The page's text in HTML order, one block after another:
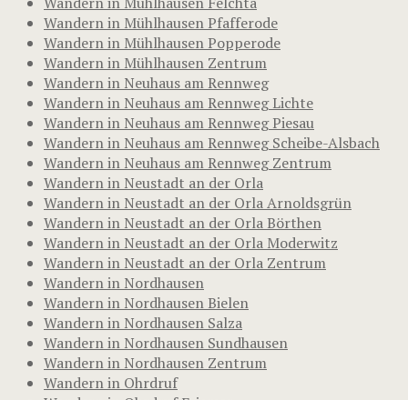
Wandern in Mühlhausen Pfafferode
Wandern in Mühlhausen Popperode
Wandern in Mühlhausen Zentrum
Wandern in Neuhaus am Rennweg
Wandern in Neuhaus am Rennweg Lichte
Wandern in Neuhaus am Rennweg Piesau
Wandern in Neuhaus am Rennweg Scheibe-Alsbach
Wandern in Neuhaus am Rennweg Zentrum
Wandern in Neustadt an der Orla
Wandern in Neustadt an der Orla Arnoldsgrün
Wandern in Neustadt an der Orla Börthen
Wandern in Neustadt an der Orla Moderwitz
Wandern in Neustadt an der Orla Zentrum
Wandern in Nordhausen
Wandern in Nordhausen Bielen
Wandern in Nordhausen Salza
Wandern in Nordhausen Sundhausen
Wandern in Nordhausen Zentrum
Wandern in Ohrdruf